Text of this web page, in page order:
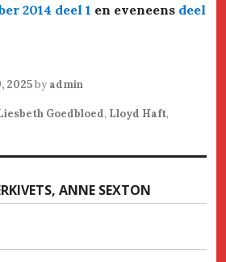
2014 deel 1 en eveneens deel
2025by admin
Goedbloed, Lloyd Haft,
ANNE SEXTON